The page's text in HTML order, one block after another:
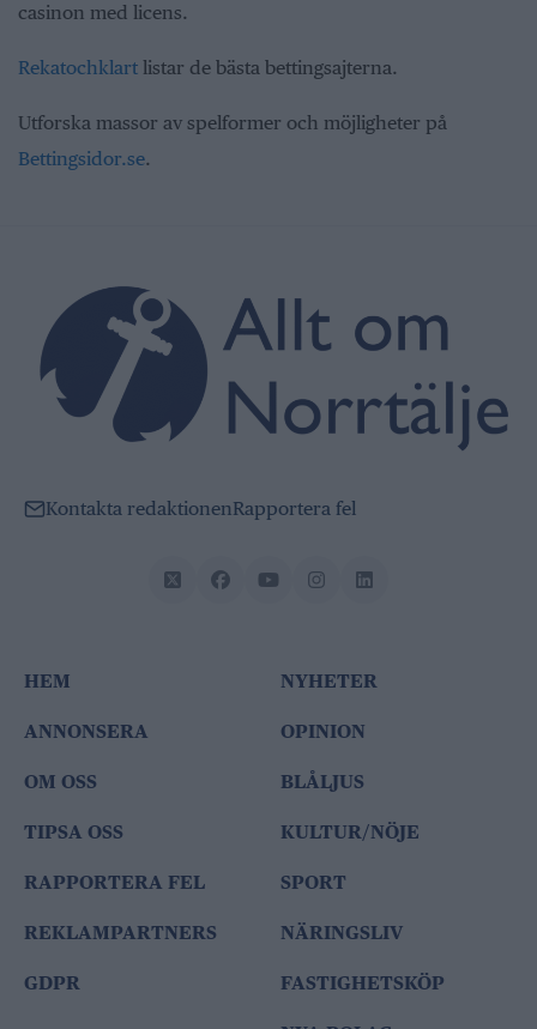
casinon med licens.
Rekatochklart listar de bästa bettingsajterna.
Utforska massor av spelformer och möjligheter på
Bettingsidor.se.
Kontakta redaktionenRapportera fel
HEM
ANNONSERA
OM OSS
TIPSA OSS
RAPPORTERA FEL
REKLAMPARTNERS
GDPR
NYHETER
OPINION
BLÅLJUS
KULTUR/NÖJE
SPORT
NÄRINGSLIV
FASTIGHETSKÖP